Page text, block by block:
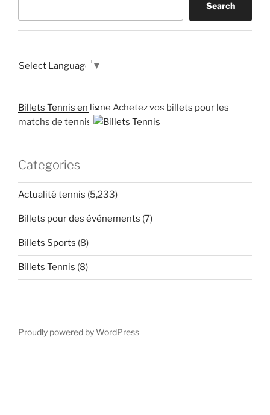
Search
Select Language ▼
Billets Tennis en ligne Achetez vos billets pour les
matchs de tennis
Categories
Actualité tennis (5,233)
Billets pour des événements (7)
Billets Sports (8)
Billets Tennis (8)
Proudly powered by WordPress